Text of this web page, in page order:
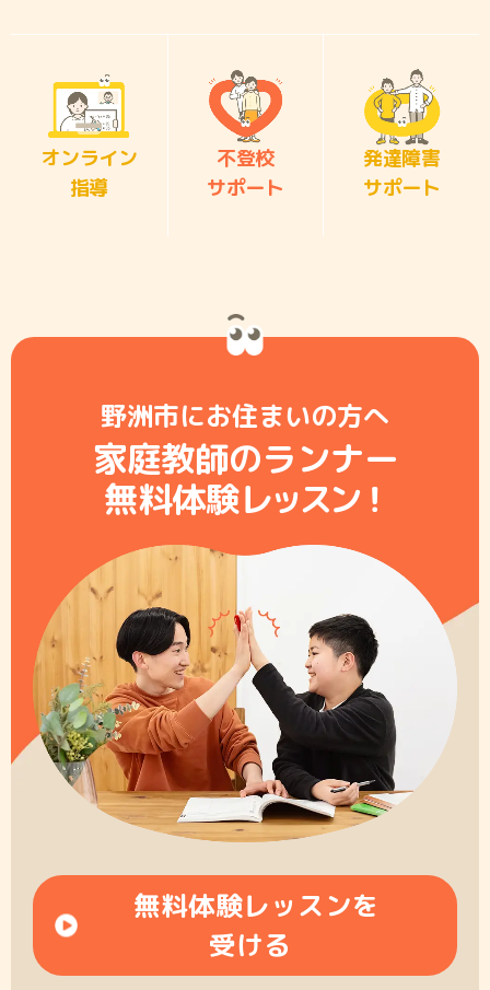
オンライン
指導
不登校
サポート
発達障害
サポート
野洲市にお住まいの方へ
家庭教師のランナー
無料体験レッスン！
無料体験レッスンを
受ける